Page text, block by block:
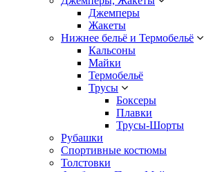
Джемперы
Жакеты
Нижнее бельё и Термобельё
Кальсоны
Майки
Термобельё
Трусы
Боксеры
Плавки
Трусы-Шорты
Рубашки
Спортивные костюмы
Толстовки